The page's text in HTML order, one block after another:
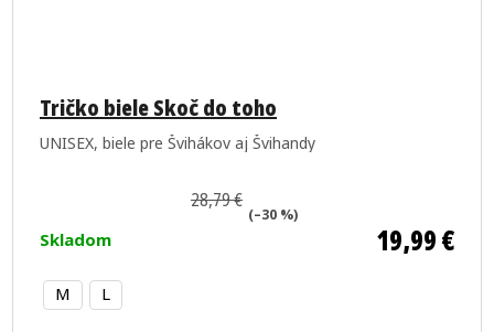
Tričko biele Skoč do toho
UNISEX, biele pre Švihákov aj Švihandy
Skladom 19,99 €
28,79 €
(–30 %)
M L